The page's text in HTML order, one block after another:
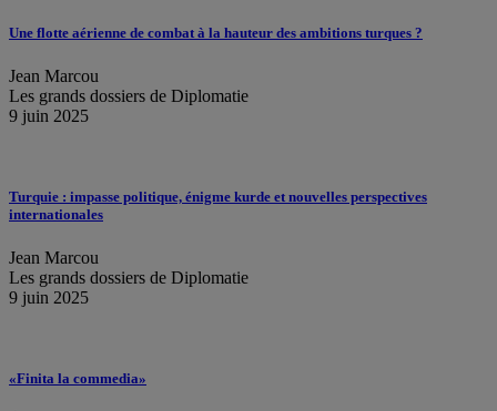
Une flotte aérienne de combat à la hauteur des ambitions turques ?
Jean Marcou
Les grands dossiers de Diplomatie
9 juin 2025
Turquie : impasse politique, énigme kurde et nouvelles perspectives
internationales
Jean Marcou
Les grands dossiers de Diplomatie
9 juin 2025
«Finita la commedia»